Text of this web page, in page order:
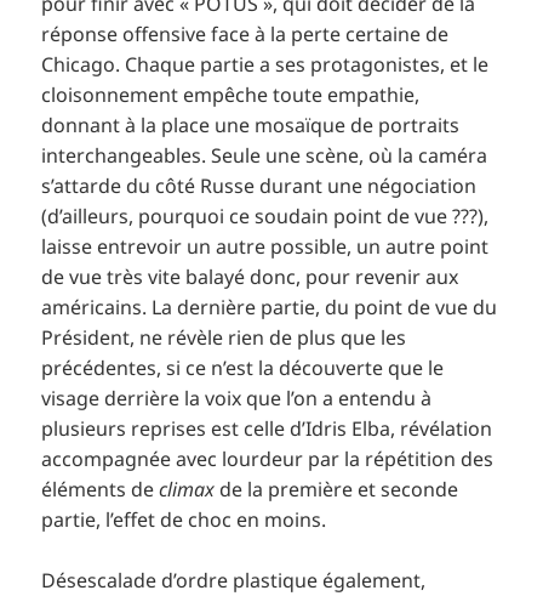
réponse offensive face à la perte certaine de
Chicago. Chaque partie a ses protagonistes, et le
cloisonnement empêche toute empathie,
donnant à la place une mosaïque de portraits
interchangeables. Seule une scène, où la caméra
s’attarde du côté Russe durant une négociation
(d’ailleurs, pourquoi ce soudain point de vue ???),
laisse entrevoir un autre possible, un autre point
de vue très vite balayé donc, pour revenir aux
américains. La dernière partie, du point de vue du
Président, ne révèle rien de plus que les
précédentes, si ce n’est la découverte que le
visage derrière la voix que l’on a entendu à
plusieurs reprises est celle d’Idris Elba, révélation
accompagnée avec lourdeur par la répétition des
éléments declimax de la première et seconde
partie, l’effet de choc en moins.
Désescalade d’ordre plastique également,